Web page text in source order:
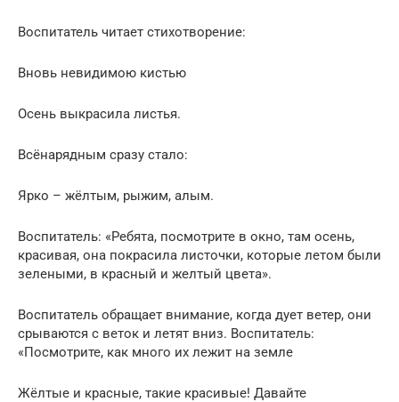
Воспитатель читает стихотворение:
Вновь невидимою кистью
Осень выкрасила листья.
Всёнарядным сразу стало:
Ярко – жёлтым, рыжим, алым.
Воспитатель: «Ребята, посмотрите в окно, там осень,
красивая, она покрасила листочки, которые летом были
зелеными, в красный и желтый цвета».
Воспитатель обращает внимание, когда дует ветер, они
срываются с веток и летят вниз. Воспитатель:
«Посмотрите, как много их лежит на земле
Жёлтые и красные, такие красивые! Давайте